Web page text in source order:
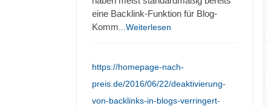
eine Backlink-Funktion für Blog-
Komm ...Weiterlesen
https://homepage-nach-
preis.de/2016/06/22/deaktivierung-
von-backlinks-in-blogs-verringert-